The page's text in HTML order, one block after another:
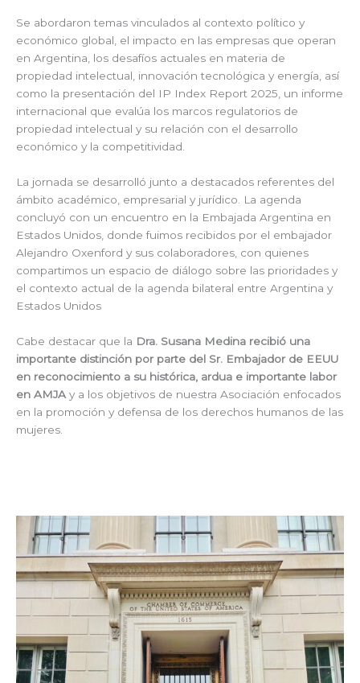
Se abordaron temas vinculados al contexto político y
económico global, el impacto en las empresas que operan
en Argentina, los desafíos actuales en materia de
propiedad intelectual, innovación tecnológica y energía, así
como la presentación del IP Index Report 2025, un informe
internacional que evalúa los marcos regulatorios de
propiedad intelectual y su relación con el desarrollo
económico y la competitividad.
La jornada se desarrolló junto a destacados referentes del
ámbito académico, empresarial y jurídico. La agenda
concluyó con un encuentro en la Embajada Argentina en
Estados Unidos, donde fuimos recibidos por el embajador
Alejandro Oxenford y sus colaboradores, con quienes
compartimos un espacio de diálogo sobre las prioridades y
el contexto actual de la agenda bilateral entre Argentina y
Estados Unidos
Cabe destacar que la Dra. Susana Medina recibió una
importante distinción por parte del Sr. Embajador de EEUU
en reconocimiento a su histórica, ardua e importante labor
en AMJA y a los objetivos de nuestra Asociación enfocados
en la promoción y defensa de los derechos humanos de las
mujeres.